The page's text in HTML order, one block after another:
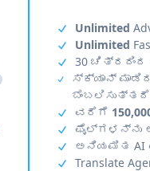
Unlimited
Unlimited
30
ಸ್ಕ್ಯಾನ್
ಬೆಂಬಲಿಸುತ್ತದೆ
ವರೆಗೆ
ಫೈಲ್‌ಗಳನ್ನು
ಅನಿಯಮಿತ AI
Translate